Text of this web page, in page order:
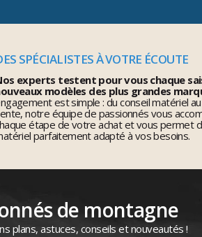
SPÉCIALISTES À VOTRE ÉCOUTE
experts testent pour vous chaque
modèles des plus grandes
est simple : du conseil matériel
notre équipe de passionnés vous
étape de votre achat et vous permet
parfaitement adapté à vos besoins.
de montagne
plans, astuces, conseils et nouveautés !